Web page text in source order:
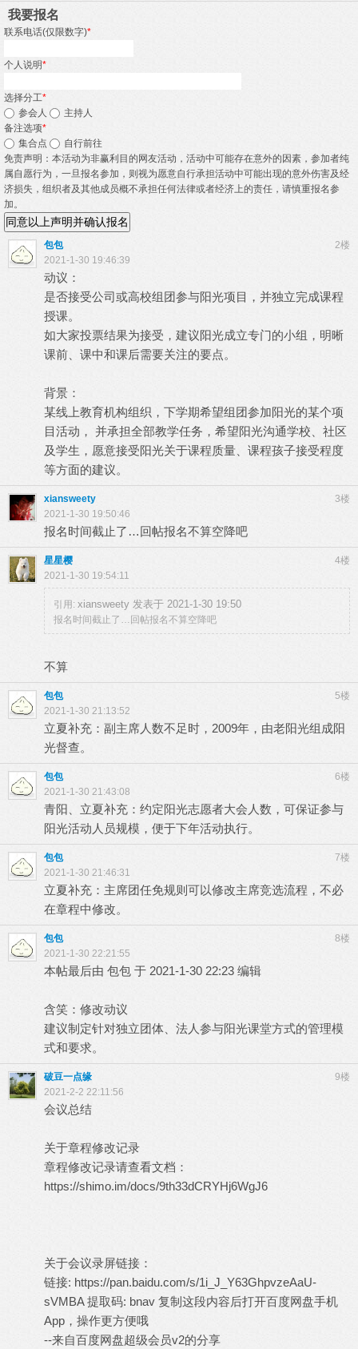
我要报名
联系电话(仅限数字)*
个人说明*
选择分工*
参会人
主持人
备注选项*
集合点
自行前往
免责声明：本活动为非赢利目的网友活动，活动中可能存在意外的因素，参加者纯
属自愿行为，一旦报名参加，则视为愿意自行承担活动中可能出现的意外伤害及经
济损失，组织者及其他成员概不承担任何法律或者经济上的责任，请慎重报名参
加。
同意以上声明并确认报名
2楼
包包
2021-1-30 19:46:39
动议：
是否接受公司或高校组团参与阳光项目，并独立完成课程
授课。
如大家投票结果为接受，建议阳光成立专门的小组，明晰
课前、课中和课后需要关注的要点。
背景：
某线上教育机构组织，下学期希望组团参加阳光的某个项
目活动， 并承担全部教学任务，希望阳光沟通学校、社区
及学生，愿意接受阳光关于课程质量、课程孩子接受程度
等方面的建议。
3楼
xiansweety
2021-1-30 19:50:46
报名时间截止了…回帖报名不算空降吧
4楼
星星樱
2021-1-30 19:54:11
引用: xiansweety 发表于 2021-1-30 19:50
报名时间截止了…回帖报名不算空降吧
不算
5楼
包包
2021-1-30 21:13:52
立夏补充：副主席人数不足时，2009年，由老阳光组成阳
光督查。
6楼
包包
2021-1-30 21:43:08
青阳、立夏补充：约定阳光志愿者大会人数，可保证参与
阳光活动人员规模，便于下年活动执行。
7楼
包包
2021-1-30 21:46:31
立夏补充：主席团任免规则可以修改主席竞选流程，不必
在章程中修改。
8楼
包包
2021-1-30 22:21:55
本帖最后由 包包 于 2021-1-30 22:23 编辑
含笑：修改动议
建议制定针对独立团体、法人参与阳光课堂方式的管理模
式和要求。
9楼
破豆一点缘
2021-2-2 22:11:56
会议总结
关于章程修改记录
章程修改记录请查看文档：
https://shimo.im/docs/9th33dCRYHj6WgJ6
关于会议录屏链接：
链接: https://pan.baidu.com/s/1i_J_Y63GhpvzeAaU-
sVMBA提取码: bnav 复制这段内容后打开百度网盘手机
App，操作更方便哦
--来自百度网盘超级会员v2的分享